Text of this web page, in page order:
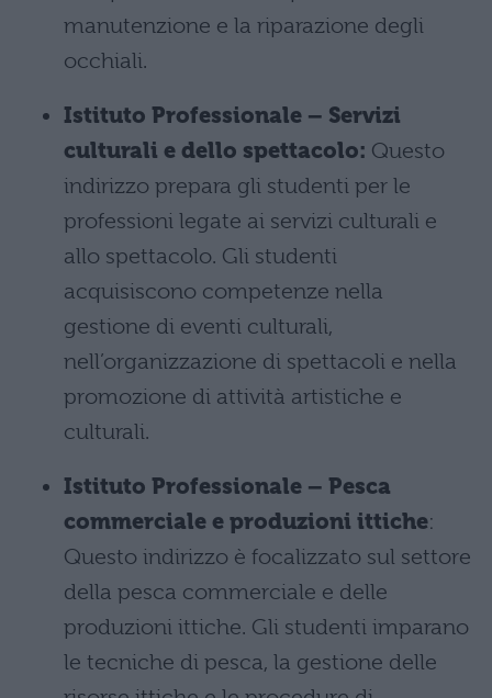
manutenzione e la riparazione degli
occhiali.
Istituto Professionale – Servizi
culturali e dello spettacolo: Questo
indirizzo prepara gli studenti per le
professioni legate ai servizi culturali e
allo spettacolo. Gli studenti
acquisiscono competenze nella
gestione di eventi culturali,
nell’organizzazione di spettacoli e nella
promozione di attività artistiche e
culturali.
Istituto Professionale – Pesca
commerciale e produzioni ittiche:
Questo indirizzo è focalizzato sul settore
della pesca commerciale e delle
produzioni ittiche. Gli studenti imparano
le tecniche di pesca, la gestione delle